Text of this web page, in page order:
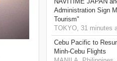
Administration Sign
Tourism"
TOKYO, 31 minutes
Cebu Pacific to
Minh-Cebu Flights